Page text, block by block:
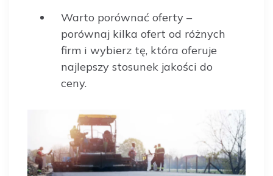
Warto porównać oferty –
porównaj kilka ofert od różnych
firm i wybierz tę, która oferuje
najlepszy stosunek jakości do
ceny.